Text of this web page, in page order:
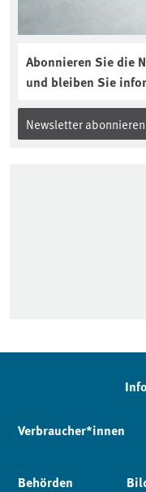
Abonnieren Sie die
und bleiben Sie
Newsletter abonnieren
Verbraucher*innen
Behörden